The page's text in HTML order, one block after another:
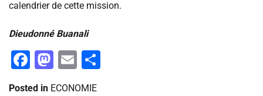
calendrier de cette mission.
‎Dieudonné Buanali
Facebook
Mastodon
Email
Posted in ECONOMIE